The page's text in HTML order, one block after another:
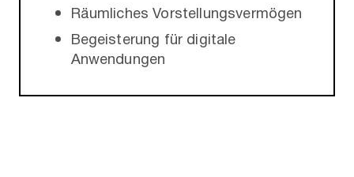
Räumliches Vorstellungsvermögen
Begeisterung für digitale
Anwendungen